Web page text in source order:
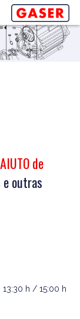
de
e outras
h / 15:00 h